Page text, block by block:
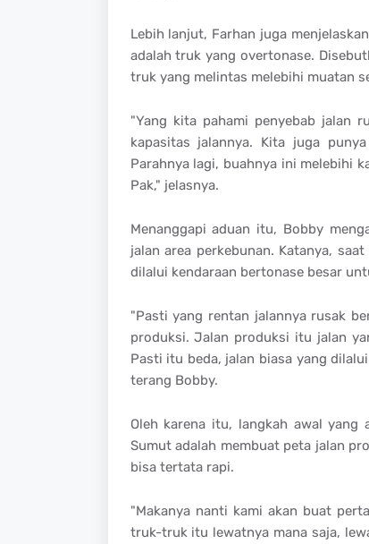
Lebih lanjut, Farhan juga
adalah truk yang overtonase.
truk yang melintas melebihi muatan
"Yang kita pahami penyebab jalan
kapasitas jalannya. Kita juga
Parahnya lagi, buahnya ini melebihi
Pak," jelasnya.
Menanggapi aduan itu, Bobby
jalan area perkebunan. Katanya,
dilalui kendaraan bertonase besar
"Pasti yang rentan jalannya rusak
produksi. Jalan produksi itu jalan
Pasti itu beda, jalan biasa yang
terang Bobby.
Oleh karena itu, langkah awal yang
Sumut adalah membuat peta jalan
bisa tertata rapi.
"Makanya nanti kami akan buat
truk-truk itu lewatnya mana saja,